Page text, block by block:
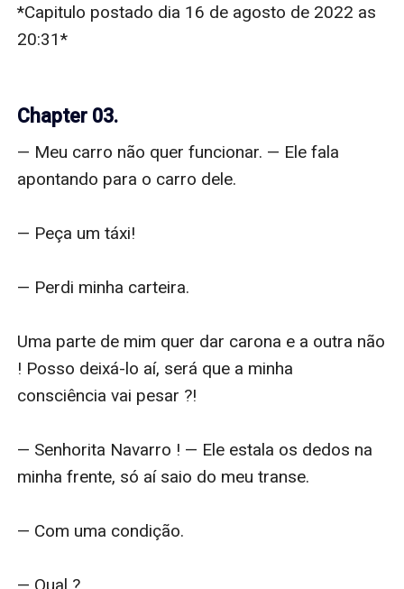
*Capitulo postado dia 16 de agosto de 2022 as
20:31*
Chapter 03.
— Meu carro não quer funcionar. — Ele fala
apontando para o carro dele.
— Peça um táxi!
— Perdi minha carteira.
Uma parte de mim quer dar carona e a outra não
! Posso deixá-lo aí, será que a minha
consciência vai pesar ?!
— Senhorita Navarro ! — Ele estala os dedos na
minha frente, só aí saio do meu transe.
— Com uma condição.
— Qual ?